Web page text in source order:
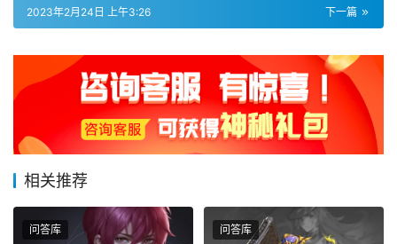
下一篇
2023年2月24日 上午3:26
相关推荐
问答库 问答库